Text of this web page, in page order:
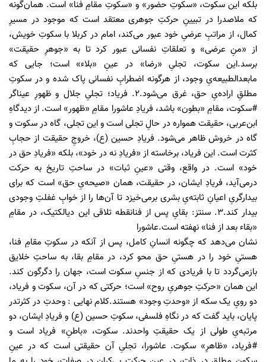
بلکه این سکوت، «سکوتِ حضور» و «سکوتِ مقامِ فنا» است. همان‌گونه
که ملاصدرا در تبیینِ حرکتِ جوهری معتقد است که موجود در مسیرِ
کمال، از مراتبِ عرضیِ خود عبور می‌کند، امام در کربلا با سکوتِ خویش،
از «منِ عرضی» و تعلقاتِ نفسانی عبور کرد تا به «جوهرِ حقیقت»
برسد.این سکوت، تجلیِ «رضا» در عینِ «بلاء» است؛ جایی که
مابعدالطبیعه‌یِ وجود، از هرگونه اضطرابِ نفسانی پاک شده و در سکوتِ
مطلقِ اراده‌یِ حق، غرق می‌شود.۲. فریاد؛ تجلیِ جلال و ظهورِ عیناگر
#سکوت، مقامِ «بطون» باشد، فریادِ عاشورا مقامِ «ظهور» است. از دیدگاهِ
ابن‌عربی، حقیقت همواره در حالِ تجلی است و این تجلی، گاه در سکوت و
گاه در خروش ظاهر می‌شود. فریادِ حسین (ع)، خروجِ حقیقت از حجابِ
کثرت است. این فریاد، برخاسته از «فریادِ نه در خود»، بلکه «فریادِ حق در
خود» است. در واقع، وقتی «عینِ ثبات» در ساحتِ تاریخ به حرکت
درمی‌آید، فریادِ ایشان، در حقیقت، همان «صیحه‌یِ حق» است که برای
بیدارگریِ اعیانِ ثابته‌یِ بشری برمی‌خیزد تا آن‌ها را از خوابِ غفلتِ وجودی
بیدار کند.۳. سنتز: بقایِ پس از فنانقطه تلاقی این دیالکتیک، در مقامِ
«بقاء بعد از فنا» نهفته است.عاشورا
نشان می‌دهد که چگونه انسانِ کامل، پس از آنکه در سکوتِ مقامِ فنا،
هستیِ خود را در هستیِ حق محو کرد، در مقامِ بقا، به ساحتِ خلایق
بازمی‌گردد تا با فریادی که از جنسِ سکوت است، جهان را دگرگون کند.
این همان «حرکتِ جوهریِ روح» است؛ حرکتی که در آن، سکوت و فریاد،
دو رویِ یک سکه از «وحدتِ وجود» هستند.کلام نهایی : وحدتِ در کثرتدر
پایان، باید گفت که در نگاهِ فلسفی، سکوتِ حسین (ع) و فریادِ ایشان، دو
مرتبه‌یِ طولی از یک حقیقتِ واحدند. سکوت، «باطنِ» فریاد است و
#فریاد، «ظاهرِ» سکوت. عاشورا، تجلیِ آن حقیقتی است که در عینِ